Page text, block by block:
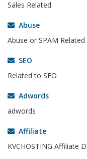
Sales Related
Abuse
Abuse or SPAM Related
SEO
Related to SEO
Adwords
adwords
Affiliate
KVCHOSTING Affiliate